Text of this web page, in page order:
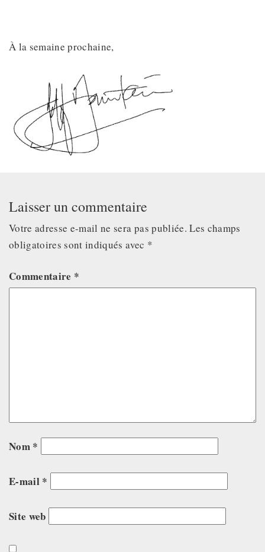
À la semaine prochaine,
Laisser un commentaire
Votre adresse e-mail ne sera pas publiée. Les champs
obligatoires sont indiqués avec *
Commentaire *
Nom *
E-mail *
Site web